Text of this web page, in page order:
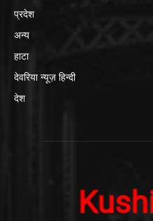
प्रदेश
अन्य
हाटा
देवरिया न्यूज़ हिन्दी
देश